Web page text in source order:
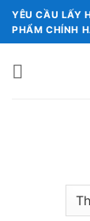
Chuyển
đến
nội
dung
YÊU CẦU LẤY
PHẨM CHÍNH